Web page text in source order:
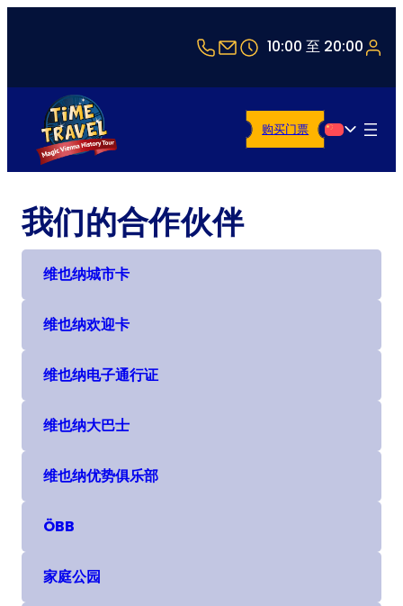
+43 1 5321514
office@timetravel-
10:00 至 20:00
简体中文
购买门票
我们的合作伙伴
维也纳城市卡
维也纳欢迎卡
维也纳电子通行证(在新选项卡或窗口中打开)
维也纳大巴士
维也纳优势俱乐部
ÖBB
家庭公园